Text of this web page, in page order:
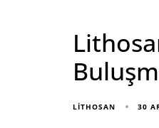
LITHOSAN 30